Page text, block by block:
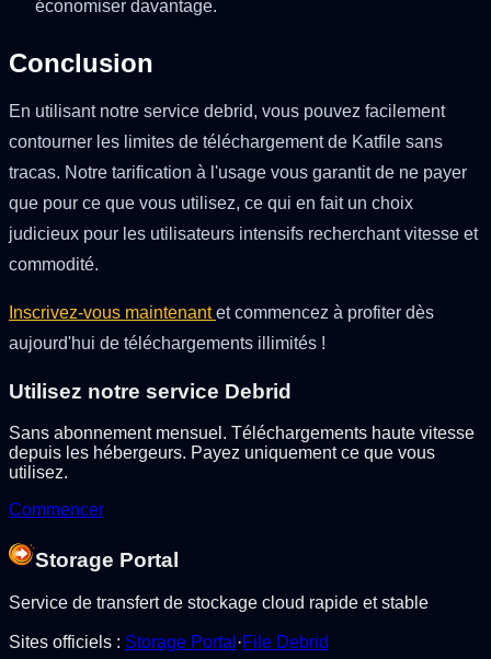
économiser davantage.
Conclusion
En utilisant notre service debrid, vous pouvez facilement
contourner les limites de téléchargement de Katfile sans
tracas. Notre tarification à l'usage vous garantit de ne payer
que pour ce que vous utilisez, ce qui en fait un choix
judicieux pour les utilisateurs intensifs recherchant vitesse et
commodité.
Inscrivez-vous maintenantet commencez à profiter dès
aujourd'hui de téléchargements illimités !
Utilisez notre service Debrid
Sans abonnement mensuel. Téléchargements haute vitesse
depuis les hébergeurs. Payez uniquement ce que vous
utilisez.
Commencer
Storage Portal
Service de transfert de stockage cloud rapide et stable
Sites officiels : Storage Portal ·File Debrid